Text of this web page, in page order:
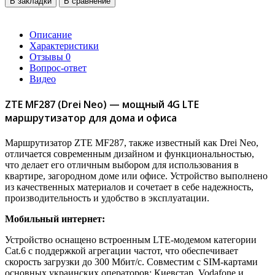
Описание
Характеристики
Отзывы 0
Вопрос-ответ
Видео
ZTE MF287 (Drei Neo) — мощный 4G LTE
маршрутизатор для дома и офиса
Маршрутизатор ZTE MF287, также известный как Drei Neo,
отличается современным дизайном и функциональностью,
что делает его отличным выбором для использования в
квартире, загородном доме или офисе. Устройство выполнено
из качественных материалов и сочетает в себе надежность,
производительность и удобство в эксплуатации.
Мобильный интернет:
Устройство оснащено встроенным LTE-модемом категории
Cat.6 с поддержкой агрегации частот, что обеспечивает
скорость загрузки до 300 Мбит/с. Совместим с SIM-картами